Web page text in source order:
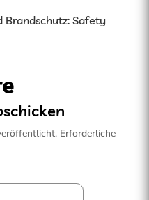
Brandschutz: Safety
Erforderliche